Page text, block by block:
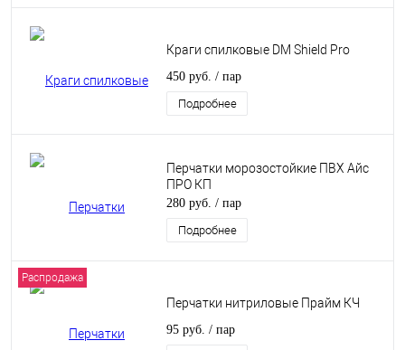
Краги спилковые DM Shield Pro
450 руб. / пар
Подробнее
Перчатки морозостойкие ПВХ Айс
ПРО КП
280 руб. / пар
Подробнее
Распродажа
Перчатки нитриловые Прайм КЧ
95 руб. / пар